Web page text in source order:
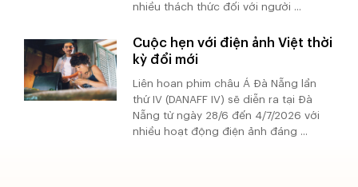
nhiều thách thức đối với người ...
Cuộc hẹn với điện ảnh Việt thời
kỳ đổi mới
Liên hoan phim châu Á Đà Nẵng lần
thứ IV (DANAFF IV) sẽ diễn ra tại Đà
Nẵng từ ngày 28/6 đến 4/7/2026 với
nhiều hoạt động điện ảnh đáng ...